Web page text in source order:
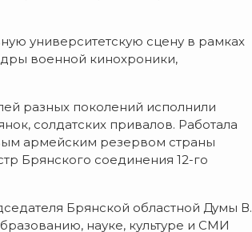
университетскую сцену в рамках
военной кинохроники,
разных поколений исполнили
солдатских привалов. Работала
армейским резервом страны
Брянского соединения 12-го
Брянской областной Думы В.
науке, культуре и СМИ